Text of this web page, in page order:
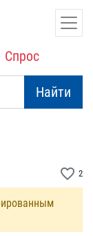
Спрос
Найти
favorite_border 2